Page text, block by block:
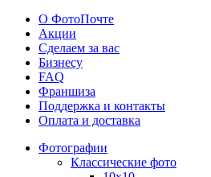
О ФотоПочте
Акции
Сделаем за вас
Бизнесу
FAQ
Франшиза
Поддержка и контакты
Оплата и доставка
Фотографии
Классические фото